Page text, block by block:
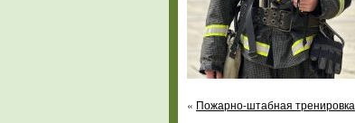
« Пожарно-штабная тренировка